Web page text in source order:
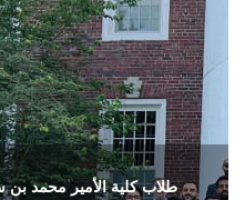
طلاب كلية الأمير محمد